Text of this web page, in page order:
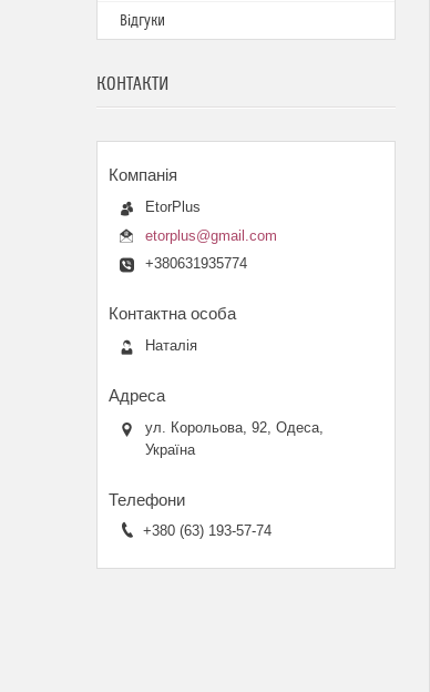
Відгуки
КОНТАКТИ
EtorPlus
etorplus@gmail.com
+380631935774
Наталія
ул. Корольова, 92, Одеса,
Україна
+380 (63) 193-57-74